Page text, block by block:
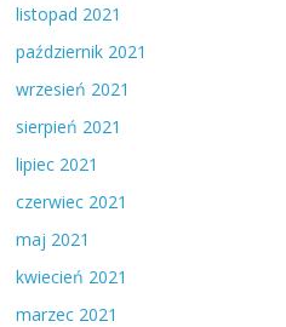
listopad 2021
październik 2021
wrzesień 2021
sierpień 2021
lipiec 2021
czerwiec 2021
maj 2021
kwiecień 2021
marzec 2021